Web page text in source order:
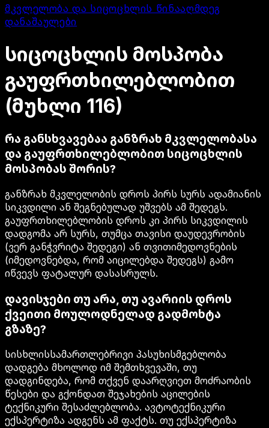
მკვლელობა და სიცოცხლის წინააღმდეგ
დანაშაულები
სიცოცხლის მოსპობა
გაუფრთხილებლობით
(მუხლი 116)
რა განსხვავებაა განზრახ მკვლელობასა
და გაუფრთხილებლობით სიცოცხლის
მოსპობას შორის?
განზრახ მკვლელობის დროს პირს სურს ადამიანის
სიკვდილი ან შეგნებულად უშვებს ამ შედეგს.
გაუფრთხილებლობის დროს კი პირს სიკვდილის
დადგომა არ სურს, თუმცა თავისი დაუდევრობის
(ვერ განჭვრიტა შედეგი) ან თვითიმედოვნების
(იმედოვნებდა, რომ აიცილებდა შედეგს) გამო
იწვევს ფატალურ დასასრულს.
დავისჯები თუ არა, თუ ავარიის დროს
ქვეითი მოულოდნელად გადმოხტა
გზაზე?
სისხლისსამართლებრივი პასუხისმგებლობა
დადგება მხოლოდ იმ შემთხვევაში, თუ
დადგინდება, რომ თქვენ დაარღვიეთ მოძრაობის
წესები და გქონდათ შეჯახების აცილების
ტექნიკური შესაძლებლობა. ავტოტექნიკური
ექსპერტიზა ადგენს ამ ფაქტს. თუ ექსპერტიზა